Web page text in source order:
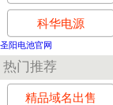
科华电源
圣阳电池官网
热门推荐
精品域名出售